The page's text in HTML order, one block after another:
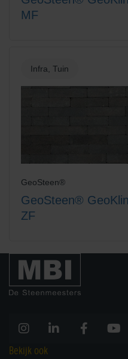
MF
Infra, Tuin
GeoSteen®
GeoSteen®
ZF
Bekijk ook